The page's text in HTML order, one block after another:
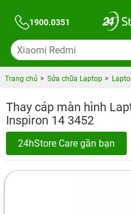
1900.0351
Trang chủ Sửa chữa Laptop
Thay cáp màn hình
Inspiron 14 3452
24hStore Care gần bạn